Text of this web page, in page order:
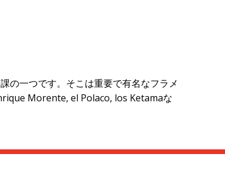
の一つです。そこは重要で有名なフラメ
Morente, el Polaco, los Ketamaな